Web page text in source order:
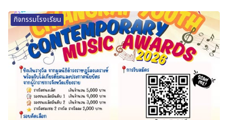
กิจกรรมโรงเรียน